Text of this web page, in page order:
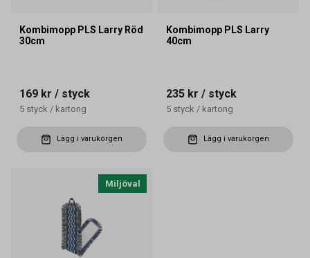
Kombimopp PLS Larry Röd
30cm
169 kr / styck
5 styck / kartong
Lägg i varukorgen
Kombimopp PLS Larry
40cm
235 kr / styck
5 styck / kartong
Lägg i varukorgen
Miljöval